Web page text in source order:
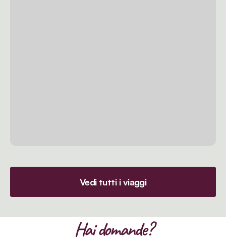
Vedi tutti i viaggi
Hai domande?